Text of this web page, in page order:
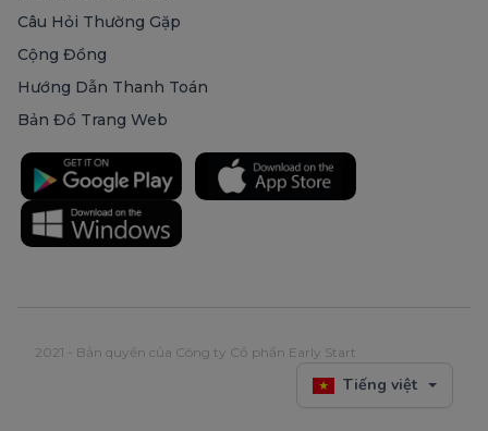
Câu Hỏi Thường Gặp
Cộng Đồng
Hướng Dẫn Thanh Toán
Bản Đồ Trang Web
2021 - Bản quyền của Công ty Cổ phần Early Start
Tiếng việt